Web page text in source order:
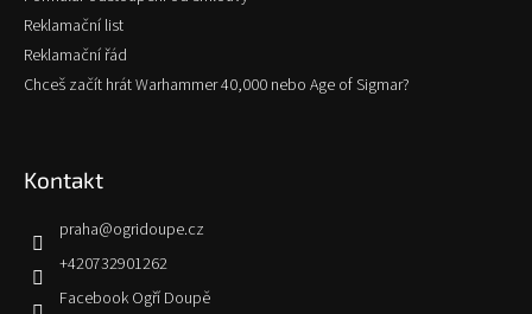
Reklamační list
Reklamační řád
Chceš začít hrát Warhammer 40,000 nebo Age of Sigmar?
Kontakt
praha@ogridoupe.cz
+420732901262
Facebook Ogří Doupě